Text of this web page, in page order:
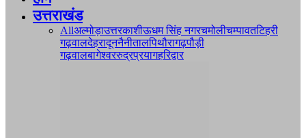
उत्तराखंड
Allअल्मोड़ाउत्तरकाशीऊधम सिंह नगरचमोलीचम्पावतटिहरी
गढ़वालदेहरादूननैनीतालपिथौरागढ़पौड़ी
गढ़वालबागेश्वररुद्रप्रयागहरिद्वार